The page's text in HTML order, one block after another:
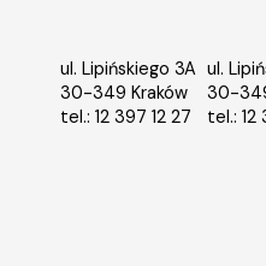
ul. Lipińskiego 3A
30-349 Kraków
tel.: 12 397 12 27
ul.
30-
tel.: 12